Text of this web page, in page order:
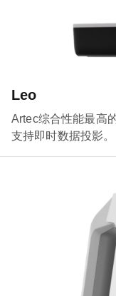
Leo
Artec综合性能最高
支持即时数据投影。